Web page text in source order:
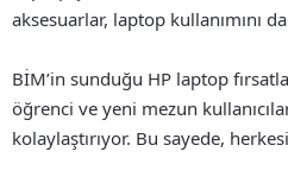
aksesuarlar, laptop kullanımını
BİM’in sunduğu HP laptop
öğrenci ve yeni mezun
kolaylaştırıyor. Bu sayede,